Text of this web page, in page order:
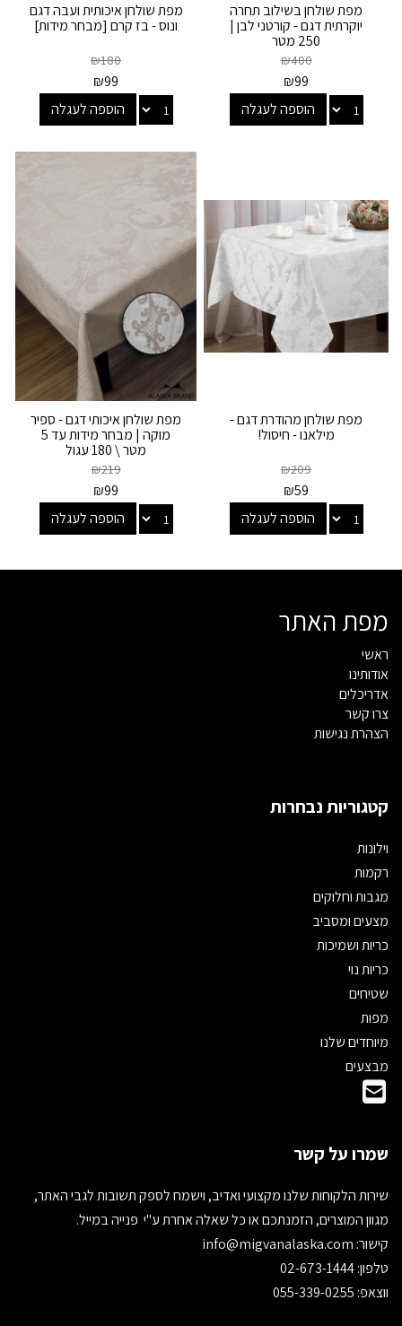
מפת שולחן בשילוב תחרה
יוקרתית דגם - קורטני לבן |
250 מטר
₪400
₪99
הוספה לעגלה
מפת שולחן איכותית ועבה דגם
ונוס - בז קרם [מבחר מידות]
₪180
₪99
הוספה לעגלה
מפת שולחן מהודרת דגם -
מילאנו - חיסול!
₪209
₪59
הוספה לעגלה
מפת שולחן איכותי דגם - ספיר
מוקה | מבחר מידות עד 5
מטר \ 180 עגול
₪219
₪99
הוספה לעגלה
מפת האתר
ראשי
אודותינו
אדריכלים
צרו קשר
הצהרת נגישות
קטגוריות נבחרות
וילונות
רקמות
מגבות וחלוקים
מצעים ומסביב
כריות ושמיכות
כריות נוי
שטיחים
מפות
מיוחדים שלנו
מבצעים
שמרו על קשר
שירות הלקוחות שלנו מקצועי ואדיב, וישמח לספק תשובות לגבי האתר,
מגוון המוצרים, הזמנתכם או כל שאלה אחרת ע"י פנייה במייל.
קישור:
טלפון: 02-673-1444
ווצאפ: 055-339-0255